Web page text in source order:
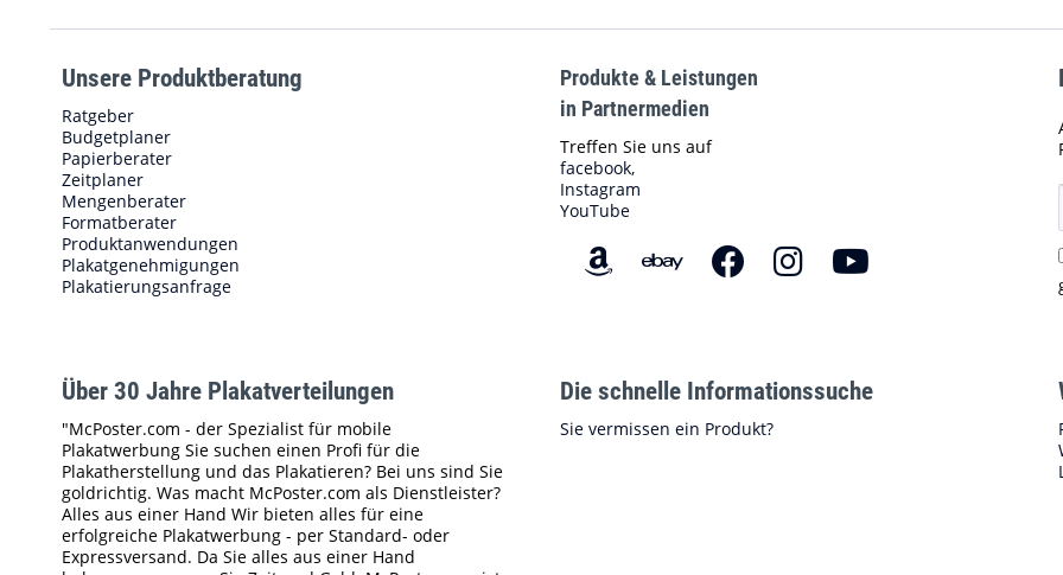
Unsere Produktberatung
Ratgeber
Budgetplaner
Papierberater
Zeitplaner
Mengenberater
Formatberater
Produktanwendungen
Plakatgenehmigungen
Plakatierungsanfrage
Produkte & Leistungen
in Partnermedien
Treffen Sie uns auf
facebook,
Instagram
YouTube
Über 30 Jahre Plakatverteilungen
"McPoster.com - der Spezialist für mobile
Plakatwerbung Sie suchen einen Profi für die
Plakatherstellung und das Plakatieren? Bei uns sind Sie
goldrichtig. Was macht McPoster.com als Dienstleister?
Alles aus einer Hand Wir bieten alles für eine
erfolgreiche Plakatwerbung - per Standard- oder
Expressversand. Da Sie alles aus einer Hand
Die schnelle Informationssuche
Sie vermissen ein Produkt?